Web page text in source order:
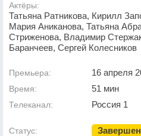
Актёры:
Татьяна Ратникова, Кирилл
Мария Аниканова, Татьяна
Стриженова, Владимир
Баранчеев, Сергей Колесников
Премьера: 16 апреля
Время: 51 мин
Телеканал: Россия 1
Статус: Завершен